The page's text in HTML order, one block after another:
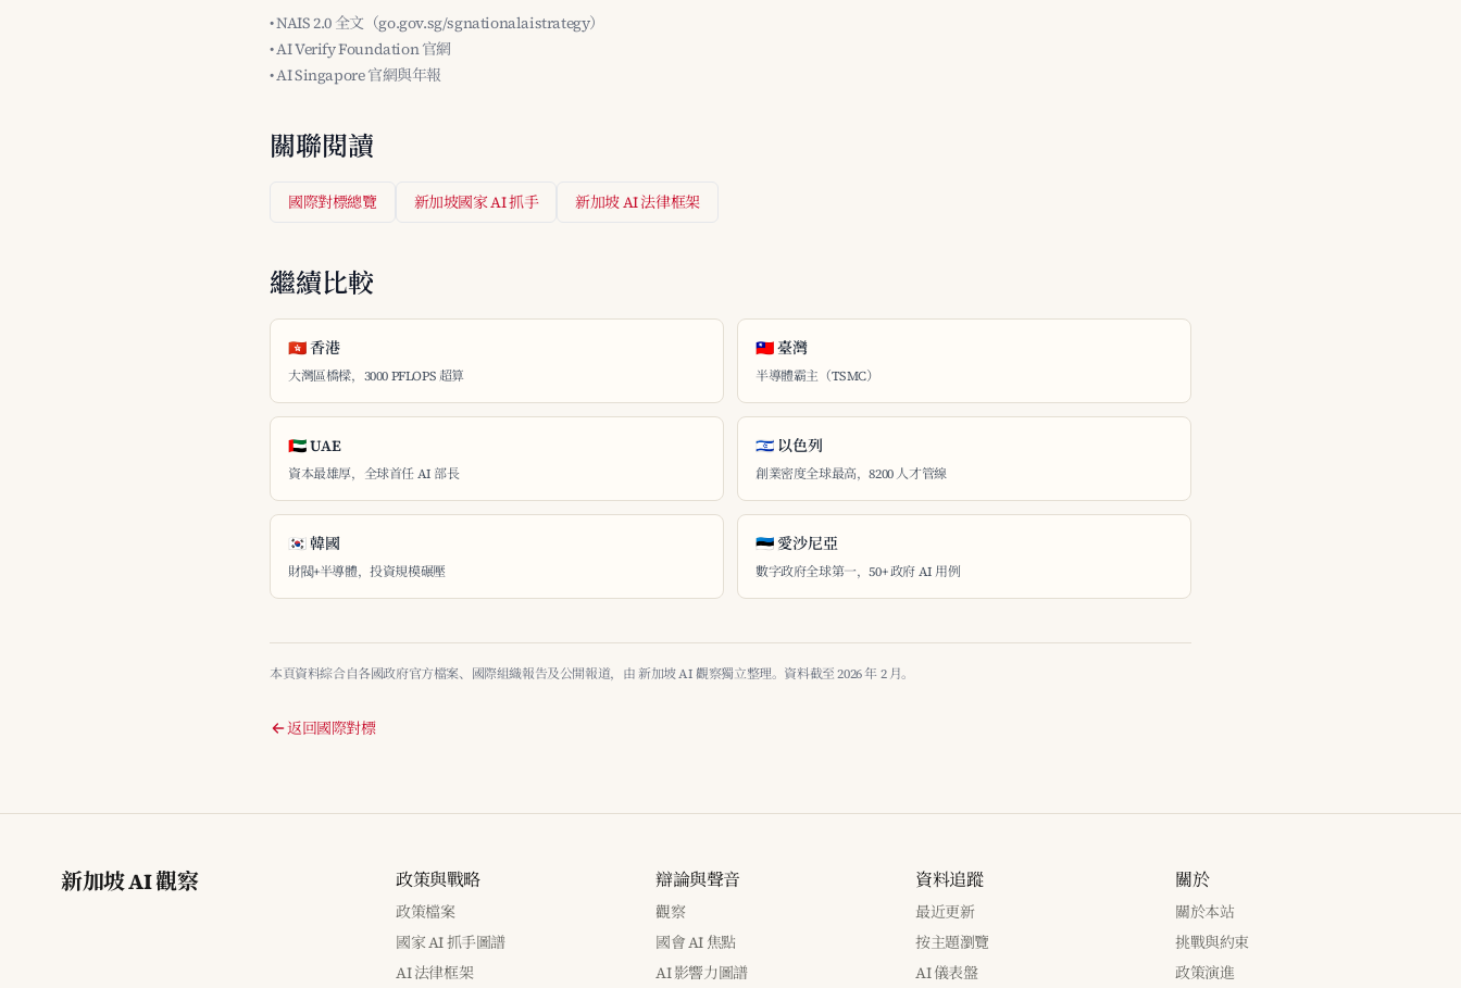
• NAIS 2.0 全文（go.gov.sg/sgnationalaistrategy）
• AI Verify Foundation 官網
• AI Singapore 官網與年報
關聯閱讀
國際對標總覽 新加坡國家 AI 抓手 新加坡 AI 法律框架
繼續比較
🇭🇰 香港
大灣區橋樑，3000 PFLOPS 超算
🇹🇼 臺灣
半導體霸主（TSMC）
🇦🇪 UAE
資本最雄厚，全球首任 AI 部長
🇮🇱 以色列
創業密度全球最高，8200 人才管線
🇰🇷 韓國
財閥+半導體，投資規模碾壓
🇪🇪 愛沙尼亞
數字政府全球第一，50+ 政府 AI 用例
本頁資料綜合自各國政府官方檔案、國際組織報告及公開報道，由 新加坡 AI 觀察獨立整理。資料截至 2026 年 2 月。
返回國際對標
新加坡 AI 觀察 政策與戰略
政策檔案
國家 AI 抓手圖譜
AI 法律框架
辯論與聲音
觀察
國會 AI 焦點
AI 影響力圖譜
資料追蹤
最近更新
按主題瀏覽
AI 儀表盤
關於
關於本站
挑戰與約束
政策演進